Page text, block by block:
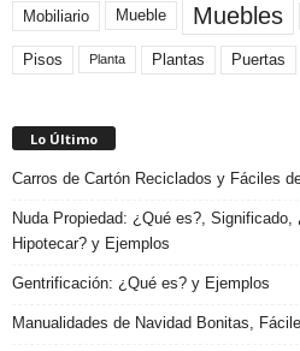
Mobiliario Mueble Muebles
Pisos Planta Plantas Puertas
Lo Último
Carros de Cartón Reciclados y Fáciles
Nuda Propiedad: ¿Qué es?,
Hipotecar? y Ejemplos
Gentrificación: ¿Qué es? y Ejemplos
Manualidades de Navidad Bonitas,